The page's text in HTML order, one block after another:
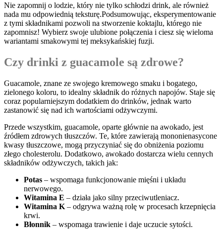
Nie zapomnij o ‌lodzie, który nie ​tylko schłodzi drink, ale również
nada mu odpowiednią teksturę.Podsumowując,⁤ eksperymentowanie
z ⁤tymi składnikami‍ pozwoli na ‌stworzenie koktajlu, którego nie
‍zapomnisz! ‍Wybierz swoje ulubione połączenia ⁣i ciesz się wieloma
wariantami smakowymi tej‌ meksykańskiej⁤ fuzji.
Czy ⁢drinki z guacamole są⁤ zdrowe?
Guacamole,​ znane ze swojego kremowego ‍smaku i ​bogatego,‍
zielonego koloru, ⁢to ‌idealny składnik do‍ różnych napojów. Staje się
coraz popularniejszym dodatkiem do drinków, jednak warto
zastanowić się nad ich wartościami odżywczymi.
Przede wszystkim, ⁤guacamole, oparte głównie na awokado, jest⁣
źródłem zdrowych tłuszczów. Te, które zawierają mononienasycone
kwasy tłuszczowe, mogą⁤ przyczyniać się do obniżenia poziomu
złego cholesterolu. Dodatkowo,⁣ awokado dostarcza wielu cennych
składników odżywczych, takich jak:
Potas – wspomaga funkcjonowanie ‌mięśni ⁤i układu
nerwowego.
Witamina E –‍ działa ⁤jako silny przeciwutleniacz.
Witamina K – odgrywa ważną rolę w ​procesach krzepnięcia
krwi.
Błonnik – wspomaga trawienie i daje uczucie sytości.